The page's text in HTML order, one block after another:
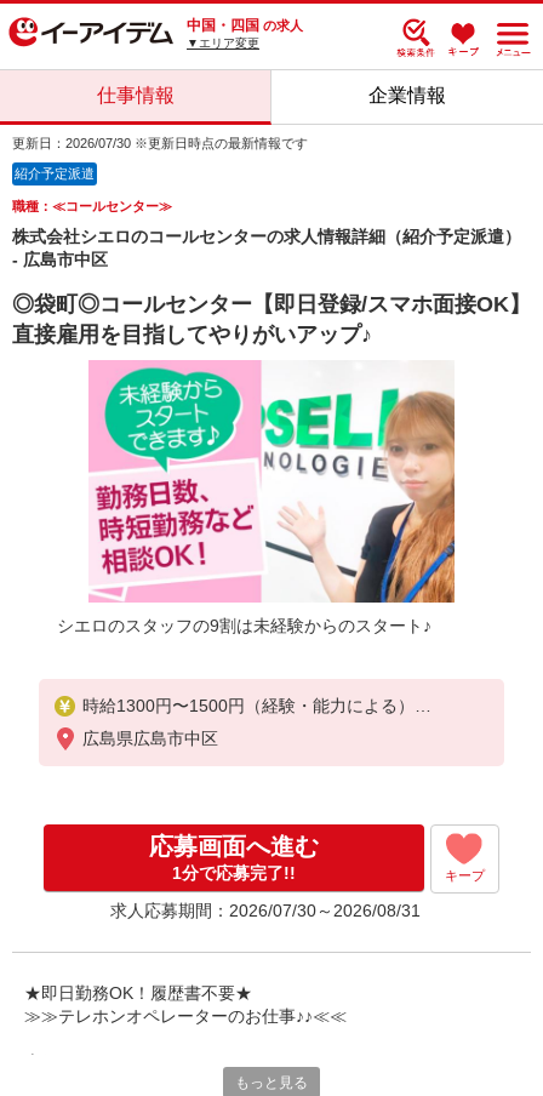
中国・四国 の求人
▼エリア変更
仕事情報 企業情報
更新日：2026/07/30 ※更新日時点の最新情報です
紹介予定派遣
職種：≪コールセンター≫
株式会社シエロのコールセンターの求人情報詳細（紹介予定派遣）
- 広島市中区
◎袋町◎コールセンター【即日登録/スマホ面接OK】
直接雇用を目指してやりがいアップ♪
シエロのスタッフの9割は未経験からのスタート♪
時給1300円〜1500円（経験・能力による）
※別途インセンティブ制度有！
※残業代支給
゜+゜・。○。・゜+゜・。○。・゜+゜
入社祝い金10万円支給(規定有)
お友達を紹介頂くと,
インセンティブ支給(規定有)
★月2回払い・週払い可能（規程有）★
゜・。○。・゜+゜・。○。・゜+゜
広島県広島市中区
応募画面へ進む
1分で応募完了!! キープ
求人応募期間：2026/07/30～2026/08/31
★即日勤務OK！履歴書不要★
≫≫テレホンオペレーターのお仕事♪♪≪≪
職場での不安や悩み事があればもっと見る